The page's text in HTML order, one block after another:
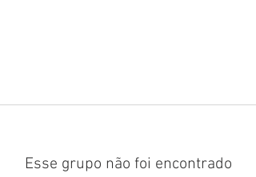
Esse grupo não foi encontrado